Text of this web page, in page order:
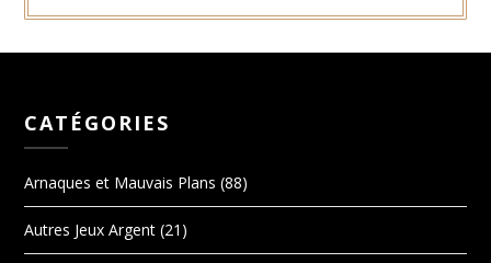
CATÉGORIES
Arnaques et Mauvais Plans (88)
Autres Jeux Argent (21)